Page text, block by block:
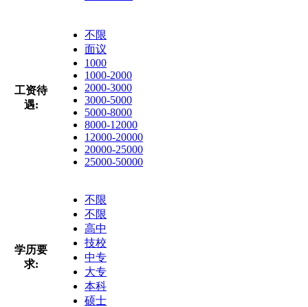
工资待
遇:
不限
面议
1000
1000-2000
2000-3000
3000-5000
5000-8000
8000-12000
12000-20000
20000-25000
25000-50000
学历要
求:
不限
不限
高中
技校
中专
大专
本科
硕士